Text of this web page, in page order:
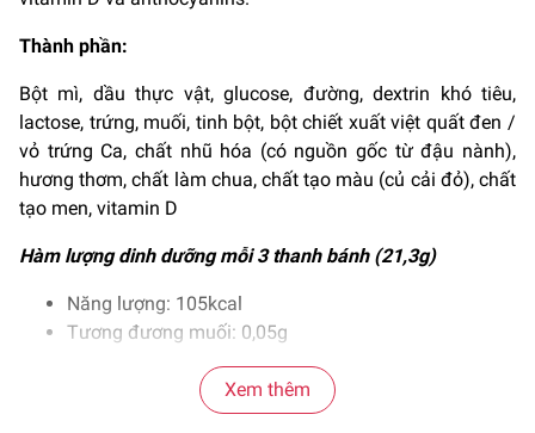
Thành phần:
Bột mì, dầu thực vật, glucose, đường, dextrin khó tiêu,
lactose, trứng, muối, tinh bột, bột chiết xuất việt quất đen /
vỏ trứng Ca, chất nhũ hóa (có nguồn gốc từ đậu nành),
hương thơm, chất làm chua, chất tạo màu (củ cải đỏ), chất
tạo men, vitamin D
Hàm lượng dinh dưỡng mỗi 3 thanh bánh (21,3g)
Năng lượng: 105kcal
Tương đương muối: 0,05g
Xem thêm